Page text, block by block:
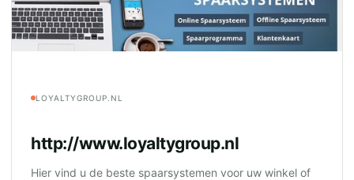
LOYALTYGROUP.NL
http://www.loyaltygroup.nl
Hier vind u de beste spaarsystemen voor uw winkel of